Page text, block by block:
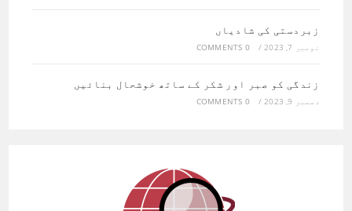
زبردستی کی شادیاں
نومبر 7, 2023 /
0 COMMENTS
زندگی کو صبر اور شکر کے ساتھ خوشحال بنائیں
دسمبر 9, 2023 /
0 COMMENTS